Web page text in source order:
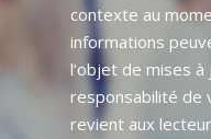
contexte au
informations
l’objet de mises
responsabilité de
revient aux